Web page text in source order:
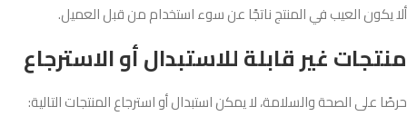
ألا يكون العيب في المنتج ناتجًا عن سوء استخدام من قبل العميل.
منتجات غير قابلة للاستبدال أو الاسترجاع
حرصًا على الصحة والسلامة، لا يمكن استبدال أو استرجاع المنتجات التالية: